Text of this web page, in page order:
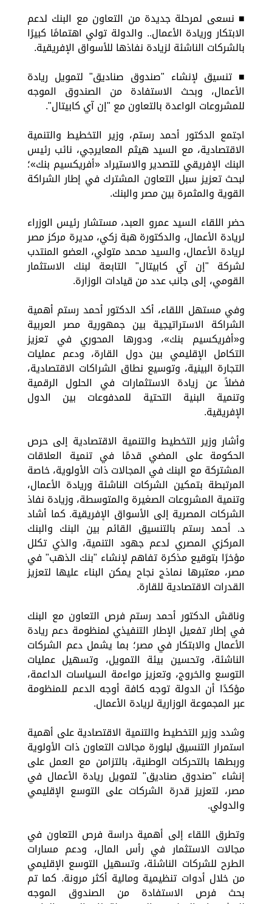
■ نسعى لمرحلة جديدة من التعاون مع البنك لدعم
الابتكار وريادة الأعمال.. والدولة تولي اهتمامًا كبيرًا
بالشركات الناشئة لزيادة نفاذها للأسواق الإفريقية.
■ تنسيق لإنشاء "صندوق صناديق" لتمويل ريادة
الأعمال، وبحث الاستفادة من الصندوق الموجه
للمشروعات الواعدة بالتعاون مع "إن آي كابيتال".
اجتمع الدكتور أحمد رستم، وزير التخطيط والتنمية
الاقتصادية، مع السيد هيثم المعايرجي، نائب رئيس
البنك الإفريقي للتصدير والاستيراد «أفريكسيم بنك»؛
لبحث تعزيز سبل التعاون المشترك في إطار الشراكة
القوية والمثمرة بين مصر والبنك.
حضر اللقاء السيد عمرو العبد، مستشار رئيس الوزراء
لريادة الأعمال، والدكتورة هبة زكي، مديرة مركز مصر
لريادة الأعمال، والسيد محمد متولي، العضو المنتدب
لشركة "إن آي كابيتال" التابعة لبنك الاستثمار
القومي، إلى جانب عدد من قيادات الوزارة.
وفي مستهل اللقاء، أكد الدكتور أحمد رستم أهمية
الشراكة الاستراتيجية بين جمهورية مصر العربية
و«أفريكسيم بنك»، ودورها المحوري في تعزيز
التكامل الإقليمي بين دول القارة، ودعم عمليات
التجارة البينية، وتوسيع نطاق الشراكات الاقتصادية،
فضلاً عن زيادة الاستثمارات في الحلول الرقمية
وتنمية البنية التحتية للمدفوعات بين الدول
الإفريقية.
وأشار وزير التخطيط والتنمية الاقتصادية إلى حرص
الحكومة على المضي قدمًا في تنمية العلاقات
المشتركة مع البنك في المجالات ذات الأولوية، خاصة
المرتبطة بتمكين الشركات الناشئة وريادة الأعمال،
وتنمية المشروعات الصغيرة والمتوسطة، وزيادة نفاذ
الشركات المصرية إلى الأسواق الإفريقية. كما أشاد
د. أحمد رستم بالتنسيق القائم بين البنك والبنك
المركزي المصري لدعم جهود التنمية، والذي تكلل
مؤخرًا بتوقيع مذكرة تفاهم لإنشاء "بنك الذهب" في
مصر، معتبرها نماذج نجاح يمكن البناء عليها لتعزيز
القدرات الاقتصادية للقارة.
وناقش الدكتور أحمد رستم فرص التعاون مع البنك
في إطار تفعيل الإطار التنفيذي لمنظومة دعم ريادة
الأعمال والابتكار في مصر؛ بما يشمل دعم الشركات
الناشئة، وتحسين بيئة التمويل، وتسهيل عمليات
التوسع والخروج، وتعزيز مواءمة السياسات الداعمة،
مؤكدًا أن الدولة توجه كافة أوجه الدعم للمنظومة
عبر المجموعة الوزارية لريادة الأعمال.
وشدد وزير التخطيط والتنمية الاقتصادية على أهمية
استمرار التنسيق لبلورة مجالات التعاون ذات الأولوية
وربطها بالتحركات الوطنية، بالتزامن مع العمل على
إنشاء "صندوق صناديق" لتمويل ريادة الأعمال في
مصر، لتعزيز قدرة الشركات على التوسع الإقليمي
والدولي.
وتطرق اللقاء إلى أهمية دراسة فرص التعاون في
مجالات الاستثمار في رأس المال، ودعم مسارات
الطرح للشركات الناشئة، وتسهيل التوسع الإقليمي
من خلال أدوات تنظيمية ومالية أكثر مرونة. كما تم
بحث فرص الاستفادة من الصندوق الموجه